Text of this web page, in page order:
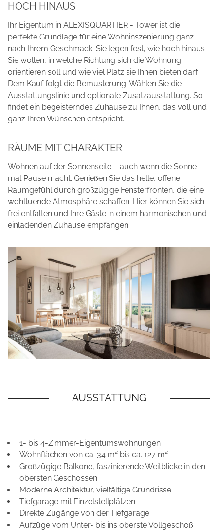
HOCH HINAUS
Ihr Eigentum in ALEXISQUARTIER - Tower ist die
perfekte Grundlage für eine Wohninszenierung ganz
nach Ihrem Geschmack. Sie legen fest, wie hoch hinaus
Sie wollen, in welche Richtung sich die Wohnung
orientieren soll und wie viel Platz sie Ihnen bieten darf.
Dem Kauf folgt die Bemusterung: Wählen Sie die
Ausstattungslinie und optionale Zusatzausstattung. So
findet ein begeisterndes Zuhause zu Ihnen, das voll und
ganz Ihren Wünschen entspricht.
RÄUME MIT CHARAKTER
Wohnen auf der Sonnenseite – auch wenn die Sonne
mal Pause macht: Genießen Sie das helle, offene
Raumgefühl durch großzügige Fensterfronten, die eine
wohltuende Atmosphäre schaffen. Hier können Sie sich
frei entfalten und Ihre Gäste in einem harmonischen und
einladenden Zuhause empfangen.
1- bis 4-Zimmer-Eigentumswohnungen
Wohnflächen von ca. 34 m² bis ca. 127 m²
Großzügige Balkone, faszinierende Weitblicke in den
obersten Geschossen
Moderne Architektur, vielfältige Grundrisse
Tiefgarage mit Einzelstellplätzen
Direkte Zugänge von der Tiefgarage
Aufzüge vom Unter- bis ins oberste Vollgeschoß